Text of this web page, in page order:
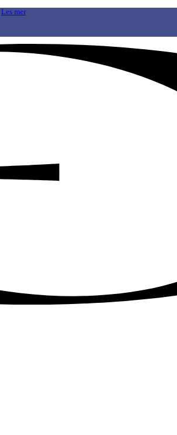
Les mer